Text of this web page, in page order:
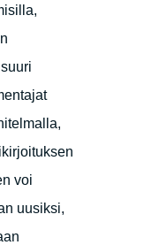
voi
uusiksi,